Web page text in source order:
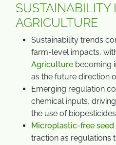
SUSTAINABILITY
AGRICULTURE
Sustainability trends
farm-level impacts,
Agriculture becoming
as the future direction
Emerging regulation
chemical inputs,
the use of
Microplastic-free
traction as regulations